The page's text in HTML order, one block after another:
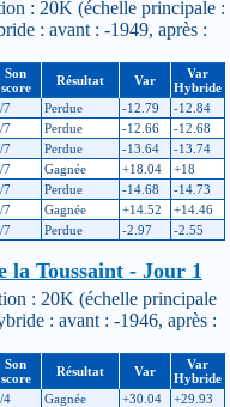
: 20K (échelle principale :
: avant : -1949, après :
Son
score
Résultat Var
Var
Hybride
7 Perdue -12.79
-12.84
7 Perdue -12.66
-12.68
7 Perdue -13.64
-13.74
7 Gagnée +18.04
+18
7 Perdue -14.68
-14.73
7 Gagnée +14.52
+14.46
7 Perdue -2.97 -2.55
la Toussaint - Jour 1
: 20K (échelle principale
: avant : -1946, après :
Son
score
Résultat Var
Var
Hybride
4 Gagnée +30.04
+29.93